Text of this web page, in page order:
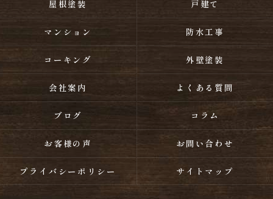
屋根塗装 戸建て
マンション 防水工事
コーキング 外壁塗装
会社案内 よくある質問
ブログ コラム
お客様の声 お問い合わせ
プライバシーポリシー サイトマップ